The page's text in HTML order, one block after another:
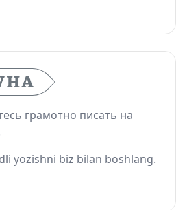
грамотно писать на
yozishni biz bilan boshlang.